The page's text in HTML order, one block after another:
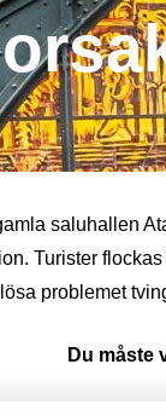
saluhallen
Turister
problemet
Du måste